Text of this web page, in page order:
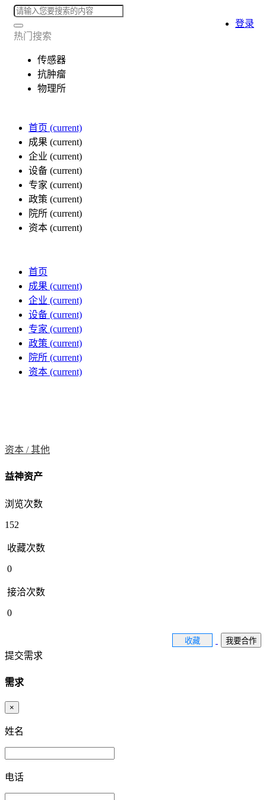
热门搜索
传感器
抗肿瘤
物理所
首页 (current)
成果 (current)
企业 (current)
设备 (current)
专家 (current)
政策 (current)
院所 (current)
资本 (current)
登录
首页
成果 (current)
企业 (current)
设备 (current)
专家 (current)
政策 (current)
院所 (current)
资本 (current)
资本 /其他
益神资产
浏览次数
152
收藏次数
0
接洽次数
0
收藏 我要合作
提交需求
需求
×
姓名
电话